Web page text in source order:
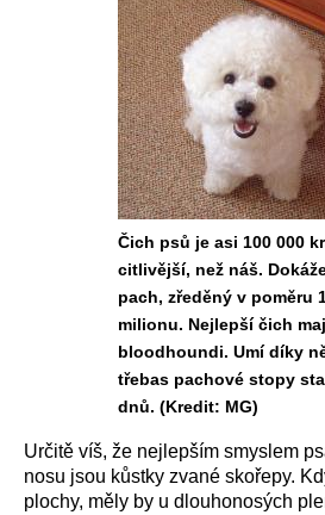
Čich psů je asi 100 000
citlivější, než náš.
pach, zředěný v poměru
milionu. Nejlepší čich
bloodhoundi. Umí díky
třebas pachové stopy
dnů. (Kredit: MG)
Určitě víš, že nejlepším smyslem
nosu jsou kůstky zvané skořepy.
plochy, měly by u dlouhonosých